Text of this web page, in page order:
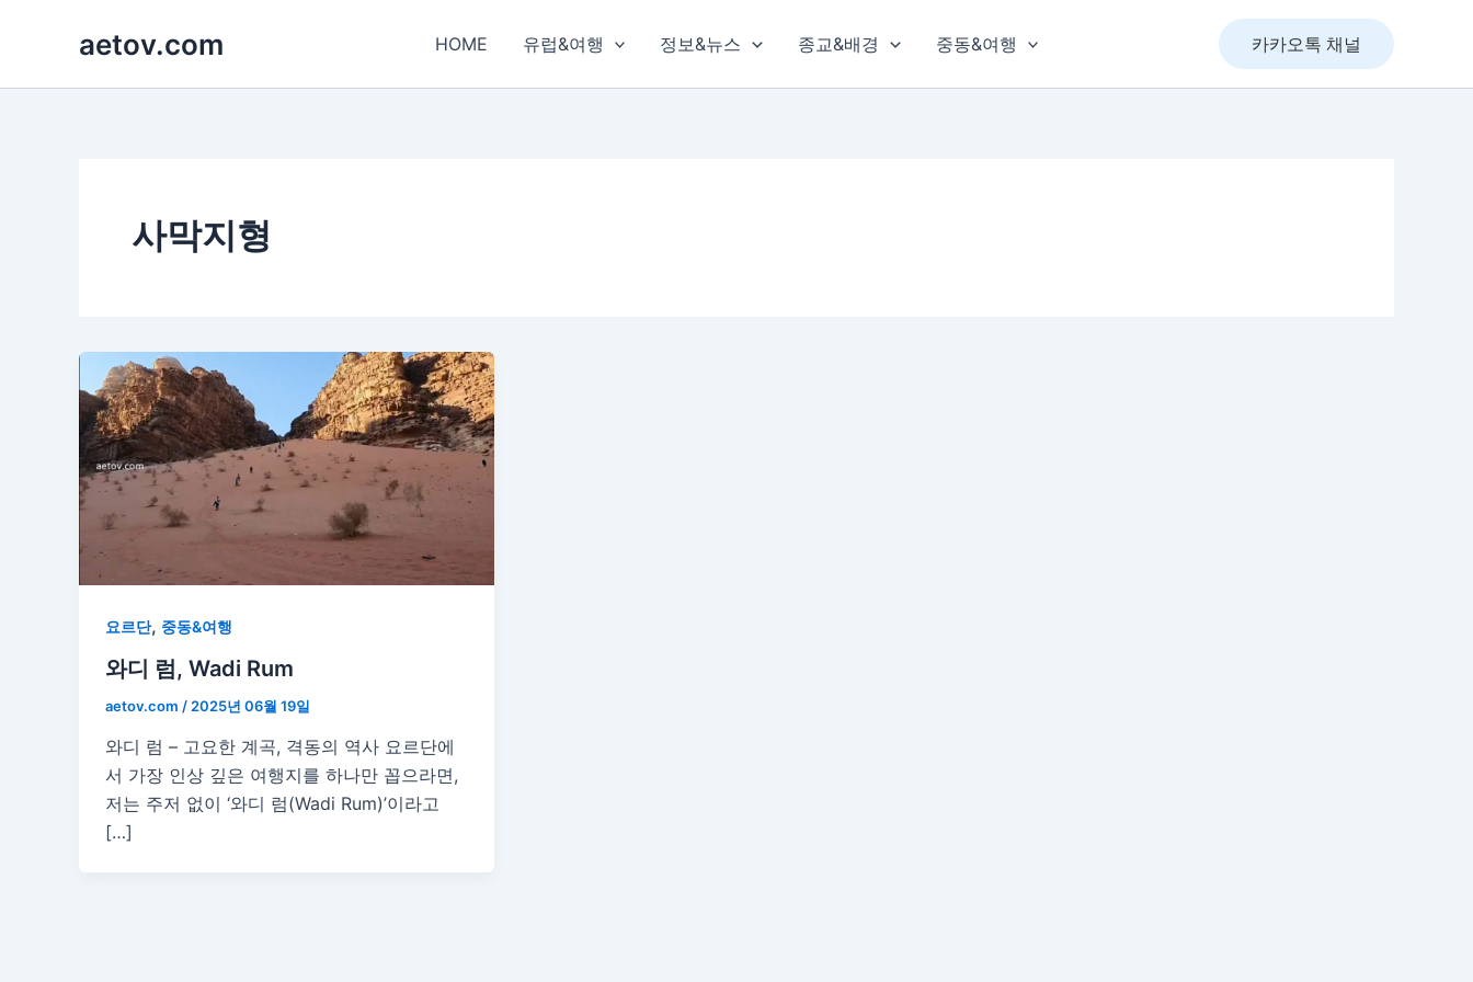
aetov.com HOME 유럽&여행 정보&뉴스 종교&배경 중동&여행 카카오톡 채널
사막지형
요르단, 중동&여행
와디 럼, Wadi Rum
aetov.com / 2025년 06월 19일
와디 럼 – 고요한 계곡, 격동의 역사 요르단에
서 가장 인상 깊은 여행지를 하나만 꼽으라면,
저는 주저 없이 ‘와디 럼(Wadi Rum)’이라고
[…]